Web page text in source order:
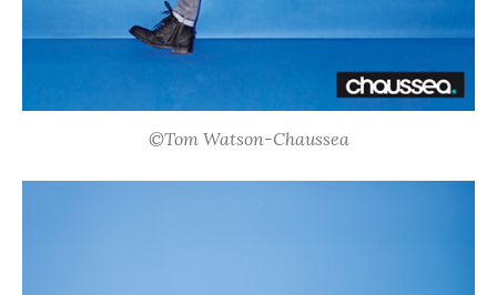
©Tom Watson-Chaussea